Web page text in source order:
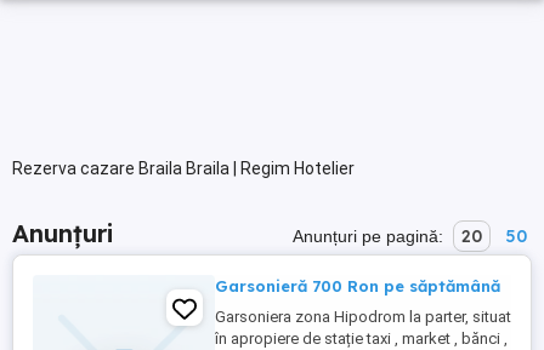
Rezerva cazare Braila Braila | Regim Hotelier
Anunțuri Anunțuri pe pagină: 20 50
Garsonieră 700 Ron pe săptămână
Garsoniera zona Hipodrom la parter, situat
în apropiere de stație taxi , market , bănci ,